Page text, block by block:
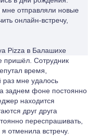
отправляли новые
онлайн-встречу,
Pizza в Балашихе
пришёл. Сотрудник
время,
раз мне удалось
заднем фоне постоянно
находится
друг друга
переспрашивать,
отменила встречу.